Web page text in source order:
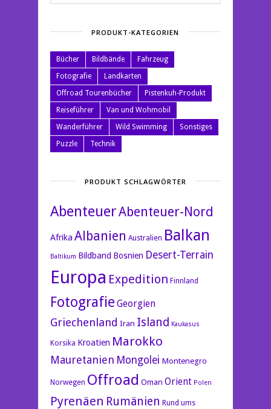
PRODUKT-KATEGORIEN
Bücher Bildbände
Fahrzeug
Fotografie
Landkarten
Offroad Tourenbücher
Pistenkuh-Produkt
Reiseführer
Van und Wohmobil
Wanderführer
Wild Swimming
Sonstiges
Puzzle
Technik
PRODUKT SCHLAGWÖRTER
AbenteuerAbenteuer-Nord
Afrika Albanien Australien Balkan
Baltikum Bildband Bosnien Desert-Terrain
Europa Expedition Finnland
Fotografie Georgien
Griechenland Iran Island Kaukasus
Korsika Kroatien Marokko
Mauretanien Mongolei Montenegro
Norwegen Offroad Oman Orient Polen
Pyrenäen Rumänien Rund ums